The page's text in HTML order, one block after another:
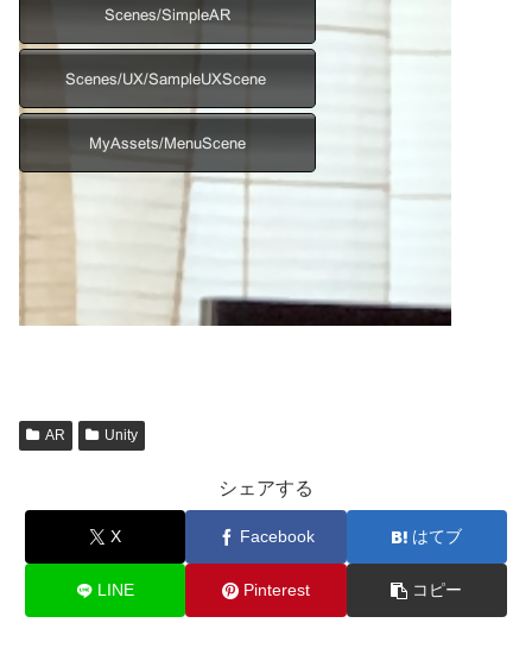
AR Unity
シェアする
X Facebook はてブ
LINE Pinterest コピー